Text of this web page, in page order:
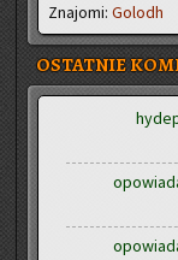
Zna­jo­mi: Go­lodh
OSTATNIE